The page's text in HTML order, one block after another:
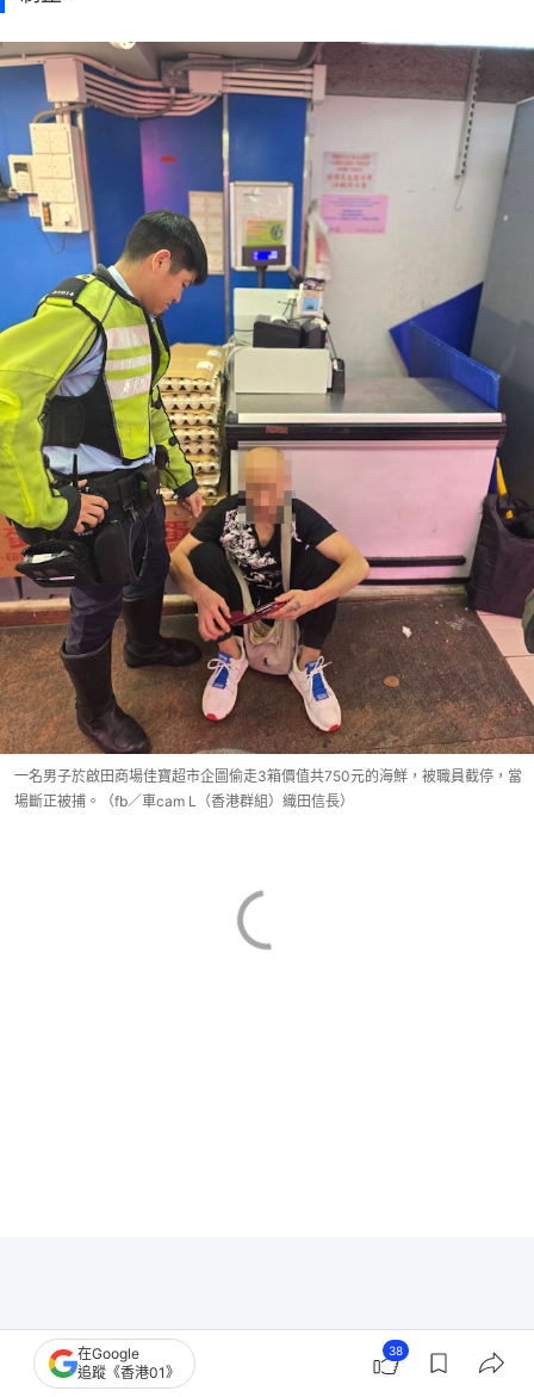
一名男子於啟田商場佳寶超市企圖偷走3箱價值共750元的海鮮，被職員截停，當
場斷正被捕。（fb／車cam L（香港群組）織田信長）
在Google
追蹤《香港01》
38